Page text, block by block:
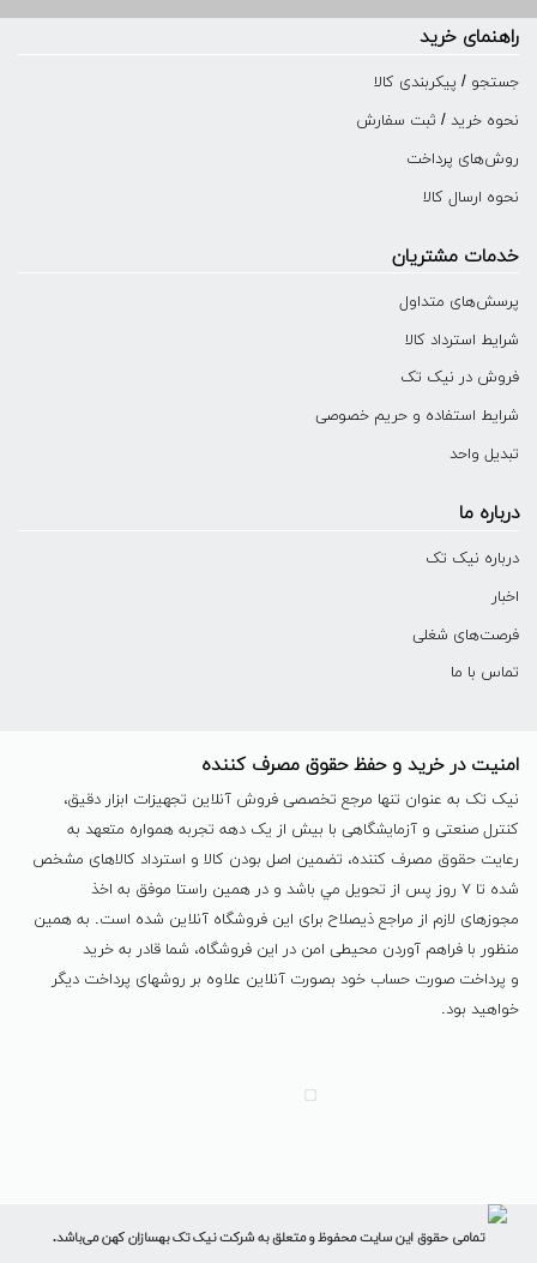
راهنمای خرید
جستجو / پیکربندی کالا
نحوه خرید / ثبت سفارش
روش‌های پرداخت
نحوه ارسال کالا
خدمات مشتریان
پرسش‌های متداول
شرایط استرداد کالا
فروش در نیک تک
شرایط استفاده و حریم خصوصی
تبدیل واحد
درباره ما
درباره نیک تک
اخبار
فرصت‌های شغلی
تماس با ما
امنیت در خرید و حفظ حقوق مصرف کننده
نیک تک به عنوان تنها مرجع تخصصی فروش آنلاین تجهیزات ابزار دقیق،
کنترل صنعتی و آزمایشگاهی با بیش از یک دهه تجربه همواره متعهد به
رعایت حقوق مصرف کننده، تضمین اصل بودن کالا و استرداد کالاهای مشخص
شده تا ٧ روز پس از تحویل مي باشد و در همين راستا موفق به اخذ
مجوزهای لازم از مراجع ذیصلاح برای این فروشگاه آنلاین شده است. به همين
منظور با فراهم آوردن محیطی امن در این فروشگاه، شما قادر به خرید
و پرداخت صورت حساب خود بصورت آنلاین علاوه بر روشهای پرداخت دیگر
خواهید بود.
تمامی حقوق این سایت محفوظ و متعلق به شرکت نیک تک بهسازان کهن می‌باشد.